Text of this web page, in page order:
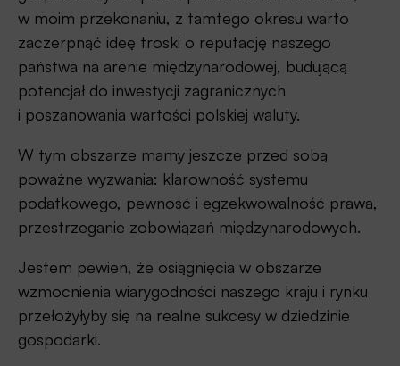
w moim przekonaniu, z tamtego okresu warto
zaczerpnąć ideę troski o reputację naszego
państwa na arenie międzynarodowej, budującą
potencjał do inwestycji zagranicznych
i poszanowania wartości polskiej waluty.
W tym obszarze mamy jeszcze przed sobą
poważne wyzwania: klarowność systemu
podatkowego, pewność i egzekwowalność prawa,
przestrzeganie zobowiązań międzynarodowych.
Jestem pewien, że osiągnięcia w obszarze
wzmocnienia wiarygodności naszego kraju i rynku
przełożyłyby się na realne sukcesy w dziedzinie
gospodarki.